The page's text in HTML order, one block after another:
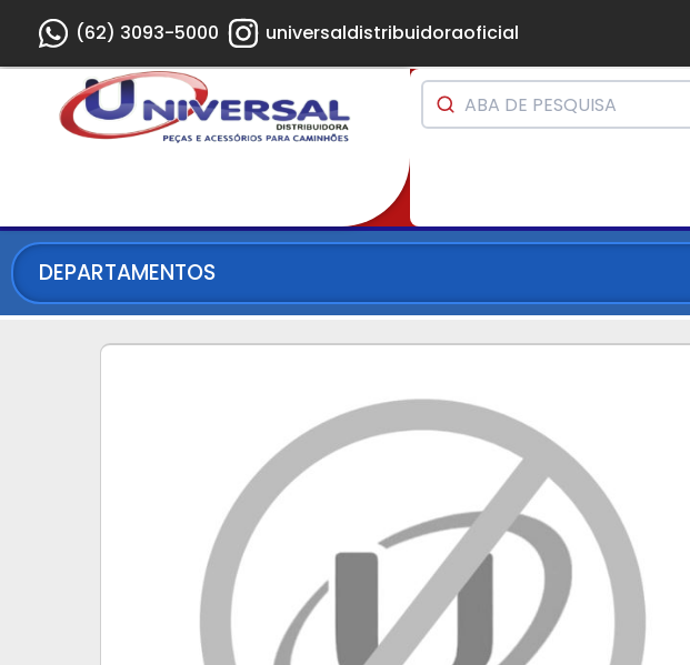
(62) 3093-5000 universaldistribuidoraoficial
DEPARTAMENTOS